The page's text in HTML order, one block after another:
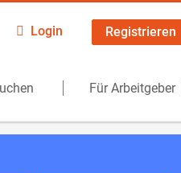
Login Registrieren
Für Arbeitgeber